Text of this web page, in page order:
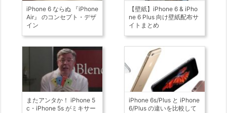
iPhone 6 ならぬ 『iPhone
Air』 のコンセプト・デザ
イン
【壁紙】iPhone 6 & iPho
ne 6 Plus 向け壁紙配布サ
イトまとめ
またアンタか！ iPhone 5
c・iPhone 5s がミキサー
iPhone 6s/Plus と iPhone
6/Plus の違いを比較して